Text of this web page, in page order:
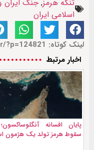
تنگه هرمز,جنگ ایران
اسلامی ایران
لینک کوتاه: https://iraf.ir/?p=124821
اخبار مرتبط
پایان افسانه
سقوط هرمز تولد یک هژمون